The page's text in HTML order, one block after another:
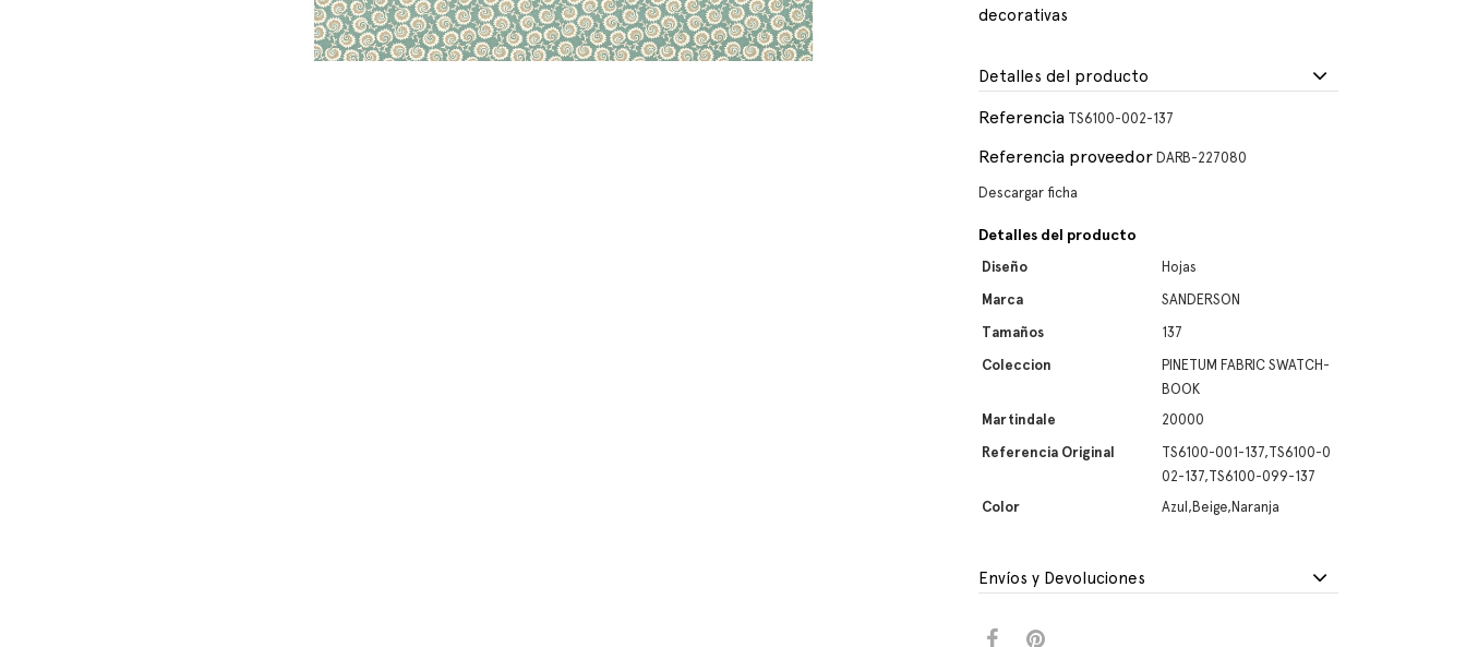
decorativas
Detalles del producto
Referencia TS6100-002-137
Referencia proveedor DARB-227080
Descargar ficha
Detalles del producto
Diseño
Hojas
Marca
SANDERSON
Tamaños
137
Coleccion
PINETUM FABRIC SWATCH-
BOOK
Martindale
20000
Referencia Original
TS6100-001-137,TS6100-0
02-137,TS6100-099-137
Color
Azul,Beige,Naranja
Envíos y Devoluciones